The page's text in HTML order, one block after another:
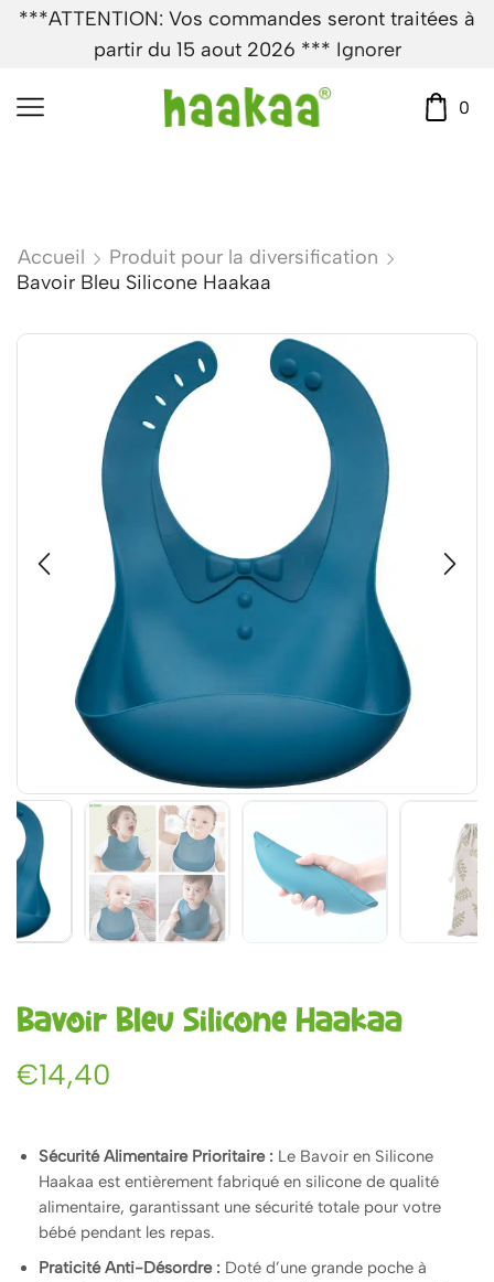
***ATTENTION: Vos commandes seront traitées à
partir du 15 aout 2026 *** Ignorer
0
Accueil
Produit pour la diversification
Bavoir Bleu Silicone Haakaa
Bavoir Bleu Silicone Haakaa
€14,40
Sécurité Alimentaire Prioritaire : Le Bavoir en Silicone
Haakaa est entièrement fabriqué en silicone de qualité
alimentaire, garantissant une sécurité totale pour votre
bébé pendant les repas.
Praticité Anti-Désordre : Doté d’une grande poche à